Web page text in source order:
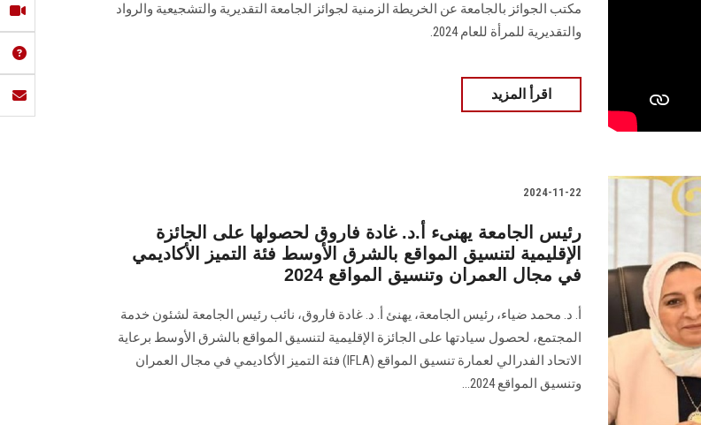
مكتب الجوائز بالجامعة عن الخريطة الزمنية لجوائز الجامعة التقديرية والتشجيعية والرواد
والتقديرية للمرأة للعام 2024.
اقرأ المزيد
2024-11-22
رئيس الجامعة يهنىء أ.د. غادة فاروق لحصولها على الجائزة
الإقليمية لتنسيق المواقع بالشرق الأوسط فئة التميز الأكاديمي
في مجال العمران وتنسيق المواقع 2024
أ. د. محمد ضياء، رئيس الجامعة، يهنئ أ. د. غادة فاروق، نائب رئيس الجامعة لشئون خدمة
المجتمع، لحصول سيادتها على الجائزة الإقليمية لتنسيق المواقع بالشرق الأوسط برعاية
الاتحاد الفدرالي لعمارة تنسيق المواقع (IFLA) فئة التميز الأكاديمي في مجال العمران
وتنسيق المواقع 2024...